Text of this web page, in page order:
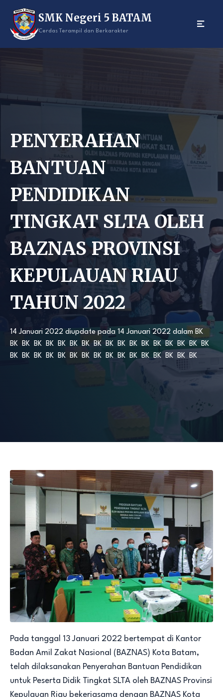
content
SMK Negeri 5 BATAM
Cerdas Terampil dan Berkarakter
PENYERAHAN
BANTUAN
PENDIDIKAN
TINGKAT SLTA OLEH
BAZNAS PROVINSI
KEPULAUAN RIAU
TAHUN 2022
14 Januari 2022 diupdate pada 14 Januari 2022 dalam BK
BK BK BK BK BK BK BK BK BK BK BK BK BK BK BK BK BK
BK BK BK BK BK BK BK BK BK BK BK BK BK BK BK BK
Pada tanggal 13 Januari 2022 bertempat di Kantor
Badan Amil Zakat Nasional (BAZNAS) Kota Batam,
telah dilaksanakan Penyerahan Bantuan Pendidikan
untuk Peserta Didik Tingkat SLTA oleh BAZNAS Provinsi
Kepulauan Riau bekerjasama dengan BAZNAS Kota